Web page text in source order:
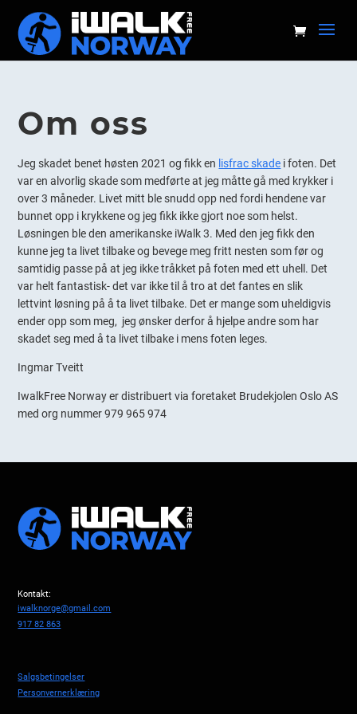
Om oss
Jeg skadet benet høsten 2021 og fikk en lisfrac skade i foten. Det
var en alvorlig skade som medførte at jeg måtte gå med krykker i
over 3 måneder. Livet mitt ble snudd opp ned fordi hendene var
bunnet opp i krykkene og jeg fikk ikke gjort noe som helst.
Løsningen ble den amerikanske iWalk 3. Med den jeg fikk den
kunne jeg ta livet tilbake og bevege meg fritt nesten som før og
samtidig passe på at jeg ikke tråkket på foten med ett uhell. Det
var helt fantastisk- det var ikke til å tro at det fantes en slik
lettvint løsning på å ta livet tilbake. Det er mange som uheldigvis
ender opp som meg, jeg ønsker derfor å hjelpe andre som har
skadet seg med å ta livet tilbake i mens foten leges.
Ingmar Tveitt
IwalkFree Norway er distribuert via foretaket Brudekjolen Oslo AS
med org nummer 979 965 974
Kontakt:
iwalknorge@gmail.com
917 82 863
Salgsbetingelser
Personvernerklæring